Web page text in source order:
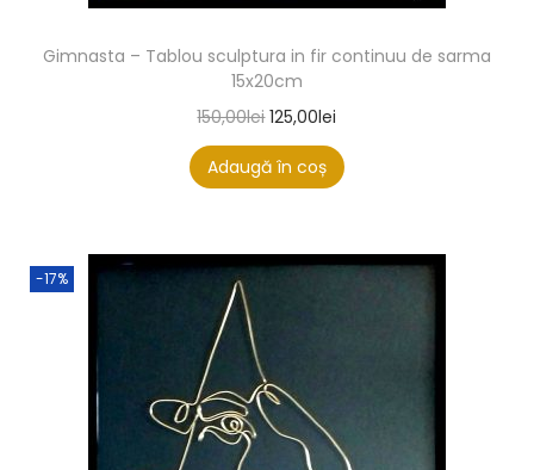
Gimnasta – Tablou sculptura in fir continuu de sarma
15x20cm
150,00lei 125,00lei
Adaugă în coș
-17%